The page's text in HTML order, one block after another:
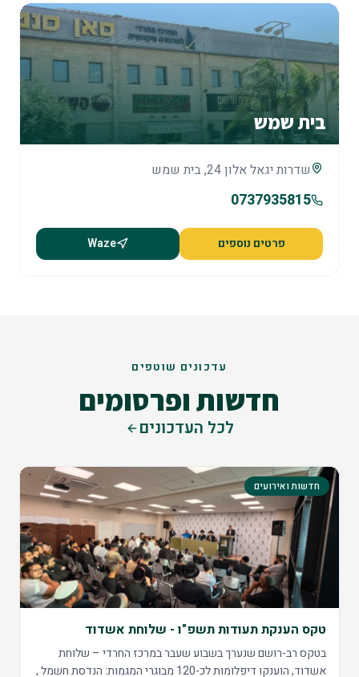
בית שמש
שדרות יגאל אלון 24, בית שמש
0737935815
פרטים נוספים Waze
עדכונים שוטפים
חדשות ופרסומים
לכל העדכונים
חדשות ואירועים
טקס הענקת תעודות תשפ"ו - שלוחת אשדוד
בטקס רב-רושם שנערך בשבוע שעבר במרכז החרדי – שלוחת
אשדוד, הוענקו דיפלומות לכ-120 מבוגרי המגמות: הנדסת חשמל ,